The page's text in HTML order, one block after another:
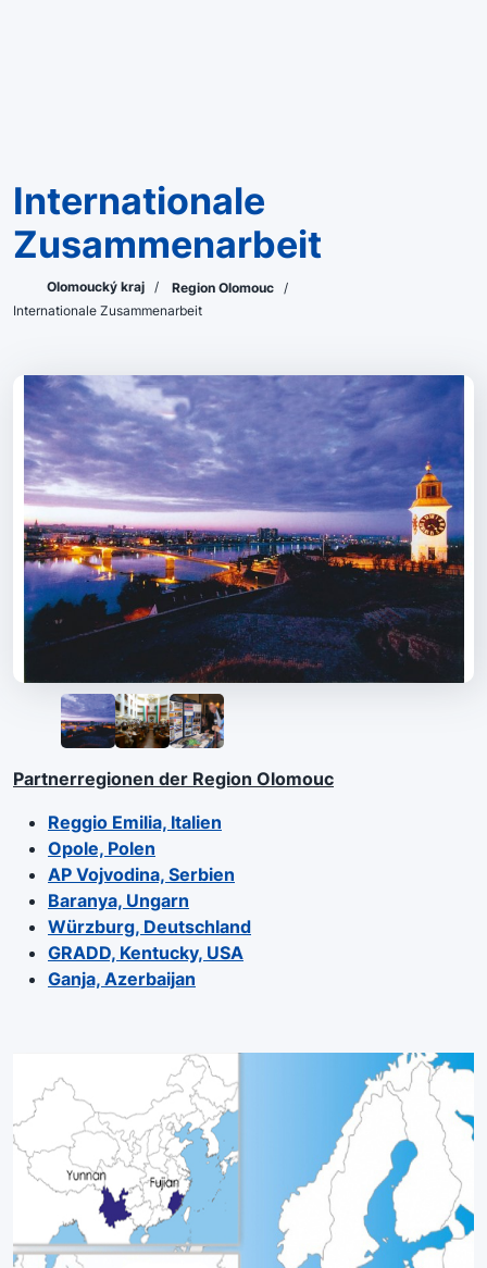
Internationale
Zusammenarbeit
Olomoucký kraj / Region Olomouc /
Internationale Zusammenarbeit
Partnerregionen der Region Olomouc
Reggio Emilia, Italien
Opole, Polen
AP Vojvodina, Serbien
Baranya, Ungarn
Würzburg, Deutschland
GRADD, Kentucky, USA
Ganja, Azerbaijan